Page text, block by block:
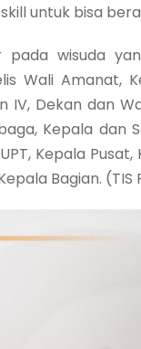
untuk bisa
wisuda
Wali Amanat,
IV, Dekan dan
Kepala dan
Kepala
Bagian. (TIS